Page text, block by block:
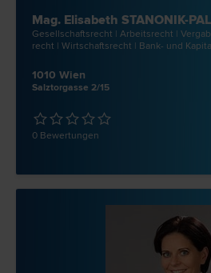
Mag. Elisabeth STANONIK-
Gesellschafts­recht | Arbeits­recht |
recht | Wirtschafts­recht | Bank- und
1010 Wien
Salztorgasse 2/15
0 Bewertungen